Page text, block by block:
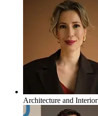
Architecture and Interior